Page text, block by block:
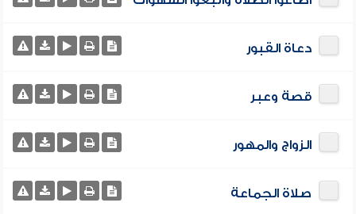
دعاة القبور
قصة وعبر
الزواج والمهور
صلاة الجماعة